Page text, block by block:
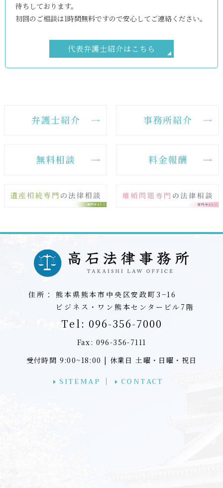
待ちしております。
初回のご相談は1時間無料ですので安心してご連絡ください。
代表弁護士紹介はこちら
住所：
熊本県熊本市中央区安政町3−16
ビジネス・ワン熊本センタービル7階
Tel: 096-356-7000
Fax: 096-356-7111
受付時間 9:00~18:00 | 休業日 土曜・日曜・祝日
SITEMAP CONTACT